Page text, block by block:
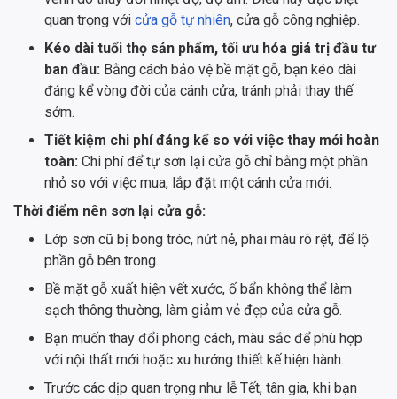
quan trọng với cửa gỗ tự nhiên, cửa gỗ công nghiệp.
Kéo dài tuổi thọ sản phẩm, tối ưu hóa giá trị đầu tư
ban đầu: Bằng cách bảo vệ bề mặt gỗ, bạn kéo dài
đáng kể vòng đời của cánh cửa, tránh phải thay thế
sớm.
Tiết kiệm chi phí đáng kể so với việc thay mới hoàn
toàn: Chi phí để tự sơn lại cửa gỗ chỉ bằng một phần
nhỏ so với việc mua, lắp đặt một cánh cửa mới.
Thời điểm nên sơn lại cửa gỗ:
Lớp sơn cũ bị bong tróc, nứt nẻ, phai màu rõ rệt, để lộ
phần gỗ bên trong.
Bề mặt gỗ xuất hiện vết xước, ố bẩn không thể làm
sạch thông thường, làm giảm vẻ đẹp của cửa gỗ.
Bạn muốn thay đổi phong cách, màu sắc để phù hợp
với nội thất mới hoặc xu hướng thiết kế hiện hành.
Trước các dịp quan trọng như lễ Tết, tân gia, khi bạn